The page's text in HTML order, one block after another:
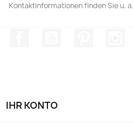
Kontaktinformationen finden Sie u.
IHR KONTO